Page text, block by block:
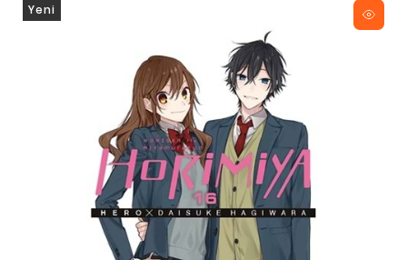
Yeni